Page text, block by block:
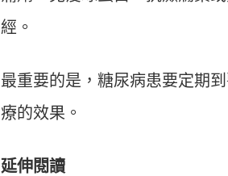
經。
最重要的是，糖尿病患要定期
療的效果。
延伸閱讀